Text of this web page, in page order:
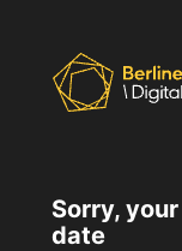
Sorry,
date